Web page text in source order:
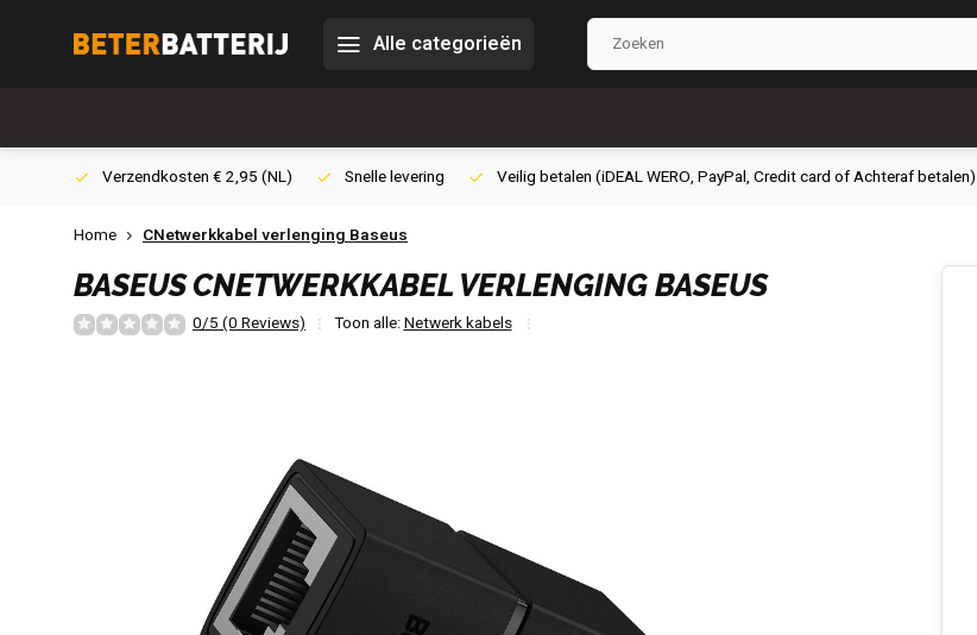
Alle categorieën
Verzendkosten € 2,95 (NL) Snelle levering Veilig betalen (iDEAL WERO, PayPal, Credit card of Achteraf betalen)
Home CNetwerkkabel verlenging Baseus
BASEUSCNETWERKKABEL VERLENGING BASEUS
0/5 (0 Reviews) Toon alle:Netwerk kabels